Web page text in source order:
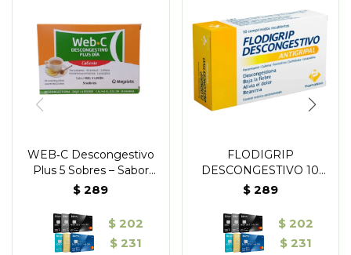
WEB‑C Descongestivo
Plus 5 Sobres – Sabor
miel y limón
$ 289
$ 202
$ 231
FLODIGRIP
DESCONGESTIVO 10
Comprimidos
$ 289
$ 202
$ 231